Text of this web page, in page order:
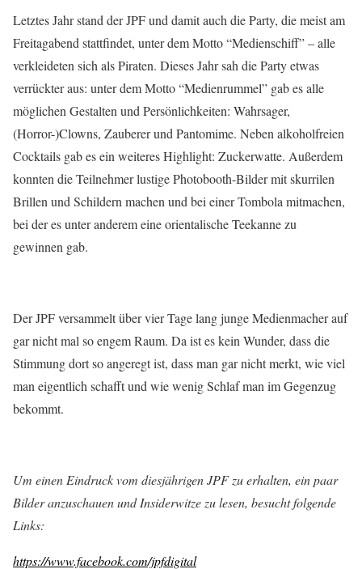
Letztes Jahr stand der JPF und damit auch die Party, die meist am
Freitagabend stattfindet, unter dem Motto “Medienschiff” – alle
verkleideten sich als Piraten. Dieses Jahr sah die Party etwas
verrückter aus: unter dem Motto “Medienrummel” gab es alle
möglichen Gestalten und Persönlichkeiten: Wahrsager,
(Horror-)Clowns, Zauberer und Pantomime. Neben alkoholfreien
Cocktails gab es ein weiteres Highlight: Zuckerwatte. Außerdem
konnten die Teilnehmer lustige Photobooth-Bilder mit skurrilen
Brillen und Schildern machen und bei einer Tombola mitmachen,
bei der es unter anderem eine orientalische Teekanne zu
gewinnen gab.
Der JPF versammelt über vier Tage lang junge Medienmacher auf
gar nicht mal so engem Raum. Da ist es kein Wunder, dass die
Stimmung dort so angeregt ist, dass man gar nicht merkt, wie viel
man eigentlich schafft und wie wenig Schlaf man im Gegenzug
bekommt.
Um einen Eindruck vom diesjährigen JPF zu erhalten, ein paar
Bilder anzuschauen und Insiderwitze zu lesen, besucht folgende
Links:
https://www.facebook.com/jpfdigital